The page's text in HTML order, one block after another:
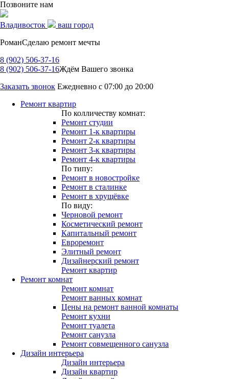
Позвоните нам
Владивосток
ваш город
РоманСделаю ремонт мечты
8 (902) 506-37-16
8 (902) 506-37-16Ждём Вашего звонка
Заказать звонок Ежедневно с 07:00 до 20:00
Ремонт квартир
По колличеству комнат:
Ремонт студии
Ремонт 1-к квартиры
Ремонт 2-к квартиры
Ремонт 3-к квартиры
Ремонт 4-к квартиры
По типу:
Ремонт в новостройке
Ремонт в сталинке
Ремонт в хрущёвке
По виду:
Черновой ремонт
Косметический ремонт
Капитальный ремонт
Евроремонт
Элитный ремонт
Дизайнерский ремонт
Ремонт квартир
Ремонт комнат
Ремонт комнат
Ремонт ванных комнат
Цены на ремонт ванной комнаты
Ремонт кухни
Ремонт туалета
Ремонт санузла
Ремонт совмещенного санузла
Дизайн интерьера
Дизайн интерьера
Дизайн квартир